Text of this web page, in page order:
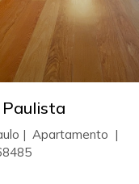
Paulista
| Apartamento |